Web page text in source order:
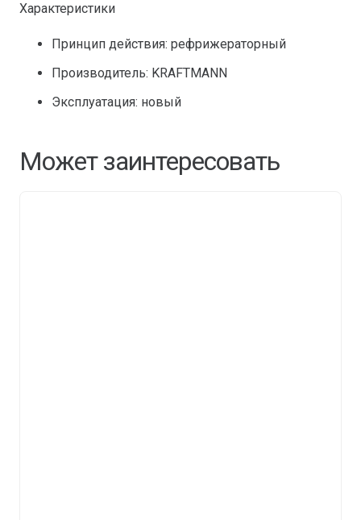
Характеристики
Принцип действия: рефрижераторный
Производитель: KRAFTMANN
Эксплуатация: новый
Может заинтересовать